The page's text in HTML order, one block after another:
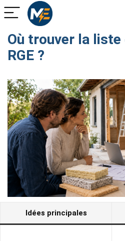
Où trouver la
RGE ?
Idées principales